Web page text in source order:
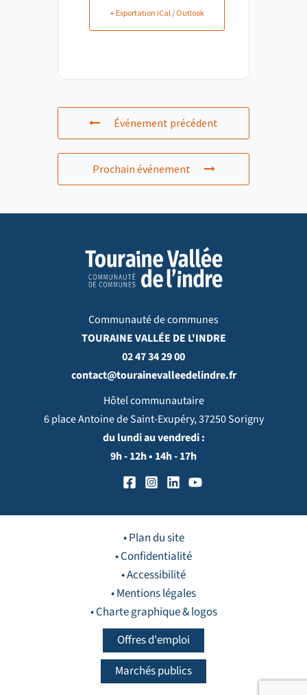
+ Exportation iCal / Outlook
Événement précédent
Prochain événement
Communauté de communes
TOURAINE VALLÉE DE L'INDRE
02 47 34 29 00
contact@tourainevalleedelindre.fr
Hôtel communautaire
6 place Antoine de Saint-Exupéry, 37250 Sorigny
du lundi au vendredi :
9h - 12h • 14h - 17h
• Plan du site
• Confidentialité
• Accessibilité
• Mentions légales
• Charte graphique & logos
Offres d'emploi
Marchés publics